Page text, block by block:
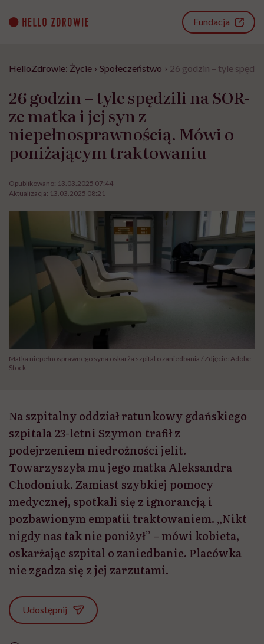
content
Fundacja
HelloZdrowie: Życie › Społeczeństwo › 26 godzin – tyle
26 godzin – tyle spędzili na SOR-
ze matka i jej syn z
niepełnosprawnością. Mówi o
poniżającym traktowaniu
Opublikowano: 13.03.2025 07:44
Aktualizacja: 13.03.2025 08:21
Matka niepełnosprawnego syna oskarża szpital o zaniedbania / Zdjęcie: Adobe
Stock
Na szpitalny oddział ratunkowy gdańskiego
szpitala 23-letni Szymon trafił z
podejrzeniem niedrożności jelit.
Towarzyszyła mu jego matka Aleksandra
Chodoniuk. Zamiast szybkiej pomocy
medycznej, spotkali się z ignorancją i
pozbawionym empatii traktowaniem. „Nikt
nigdy nas tak nie poniżył” – mówi kobieta,
oskarżając szpital o zaniedbanie. Placówka
nie zgadza się z jej zarzutami.
Udostępnij